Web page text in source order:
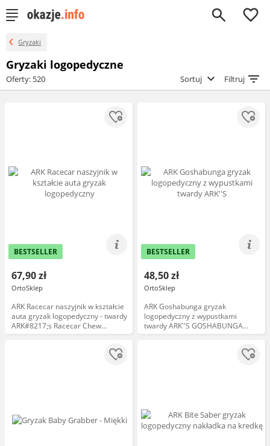
0
Gryzaki
Gryzaki logopedyczne
Oferty: 520 Sortuj Filtruj
BESTSELLER
67,90 zł
OrtoSklep
ARK Racecar naszyjnik w kształcie
auta gryzak logopedyczny - twardy
ARK#8217;s Racecar Chew
Necklace
BESTSELLER
48,50 zł
OrtoSklep
ARK Goshabunga gryzak
logopedyczny z wypustkami
twardy ARK''S GOSHABUNGA
LARGE GRABBERreg; (TEXTURED)